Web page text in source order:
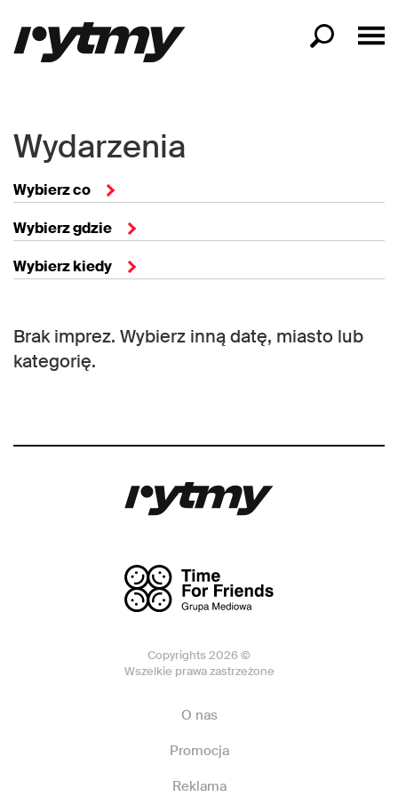
Wydarzenia
Wybierz co
Wybierz gdzie
Wybierz kiedy
Brak imprez. Wybierz inną datę, miasto lub
kategorię.
Copyrights 2026 ©
Wszelkie prawa zastrzeżone
O nas
Promocja
Reklama